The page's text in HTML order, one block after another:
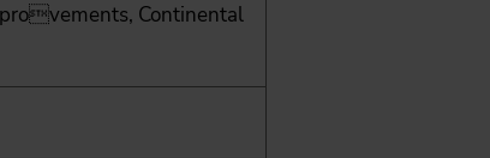
Continental